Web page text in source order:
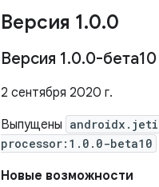
Версия 1.0.0
Версия 1.0.0-бета10
2 сентября 2020 г.
Выпущены
processor:1.0.0-beta10
Новые возможности